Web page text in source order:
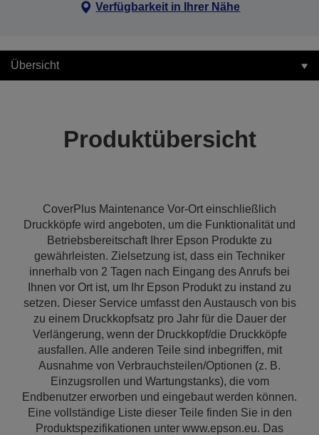
Verfügbarkeit in Ihrer Nähe
Übersicht
Produktübersicht
CoverPlus Maintenance Vor-Ort einschließlich
Druckköpfe wird angeboten, um die Funktionalität und
Betriebsbereitschaft Ihrer Epson Produkte zu
gewährleisten. Zielsetzung ist, dass ein Techniker
innerhalb von 2 Tagen nach Eingang des Anrufs bei
Ihnen vor Ort ist, um Ihr Epson Produkt zu instand zu
setzen. Dieser Service umfasst den Austausch von bis
zu einem Druckkopfsatz pro Jahr für die Dauer der
Verlängerung, wenn der Druckkopf/die Druckköpfe
ausfallen. Alle anderen Teile sind inbegriffen, mit
Ausnahme von Verbrauchsteilen/Optionen (z. B.
Einzugsrollen und Wartungstanks), die vom
Endbenutzer erworben und eingebaut werden können.
Eine vollständige Liste dieser Teile finden Sie in den
Produktspezifikationen unter www.epson.eu. Das